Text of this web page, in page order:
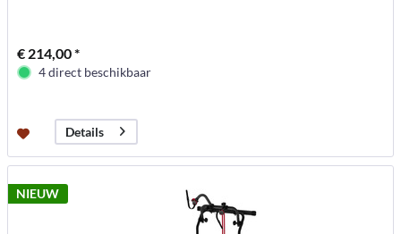
€ 214,00 *
4 direct beschikbaar
Details
NIEUW